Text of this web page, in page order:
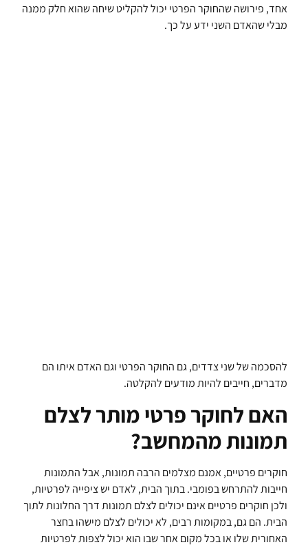
אחד, פירושה שהחוקר הפרטי יכול להקליט שיחה שהוא חלק ממנה
מבלי שהאדם השני ידע על כך.
להסכמה של שני צדדים, גם החוקר הפרטי וגם האדם איתו הם
מדברים, חייבים להיות מודעים להקלטה.
האם לחוקר פרטי מותר לצלם
תמונות מהמחשב?
חוקרים פרטיים, אמנם מצלמים הרבה תמונות, אבל התמונות
חייבות להתרחש בפומבי. בתוך הבית, לאדם יש ציפייה לפרטיות,
ולכן חוקרים פרטיים אינם יכולים לצלם תמונות דרך החלונות לתוך
הבית. הם גם, במקומות רבים, לא יכולים לצלם מישהו בחצר
האחורית שלו או בכל מקום אחר שבו הוא יכול לצפות לפרטיות